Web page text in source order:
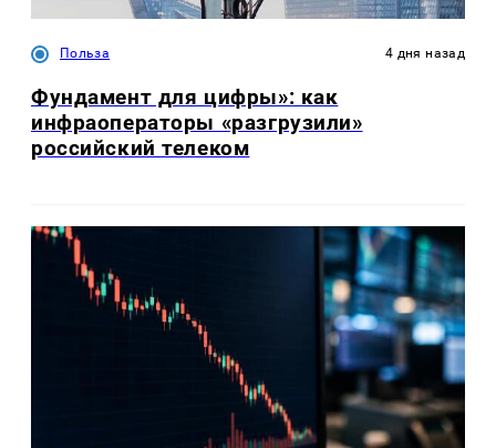
Польза 4 дня назад
Фундамент для цифры»: как
инфраоператоры «разгрузили»
российский телеком